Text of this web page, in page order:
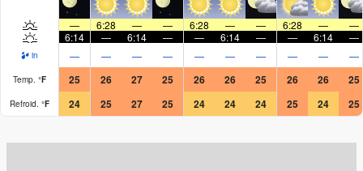
— 6:28 — — 6:28 — — 6:28 —
—
6:14
— 6:14 — — 6:14 — — 6:14 —
in — — — — — — — — — —
Temp. °F 25 26 27 25 26 26 25 26 26 25
Refroid. °F 24 25 27 25 24 24 24 25 24 25